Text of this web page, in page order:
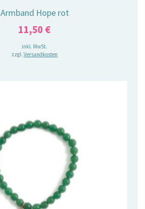
Armband Hope rot
11,50 €
inkl. MwSt.
zzgl. Versandkosten